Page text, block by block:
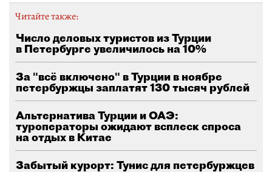
Читайте также:
Число деловых туристов из Турции
в Петербурге увеличилось на 10%
За "всё включено" в Турции в ноябре
петербуржцы заплатят 130 тысяч рублей
Альтернатива Турции и ОАЭ:
туроператоры ожидают всплеск спроса
на отдых в Китае
Забытый курорт: Тунис для петербуржцев